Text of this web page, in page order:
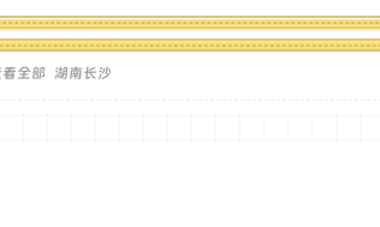
看全部 湖南长沙